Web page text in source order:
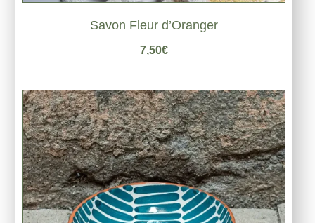
Savon Fleur d’Oranger
7,50€